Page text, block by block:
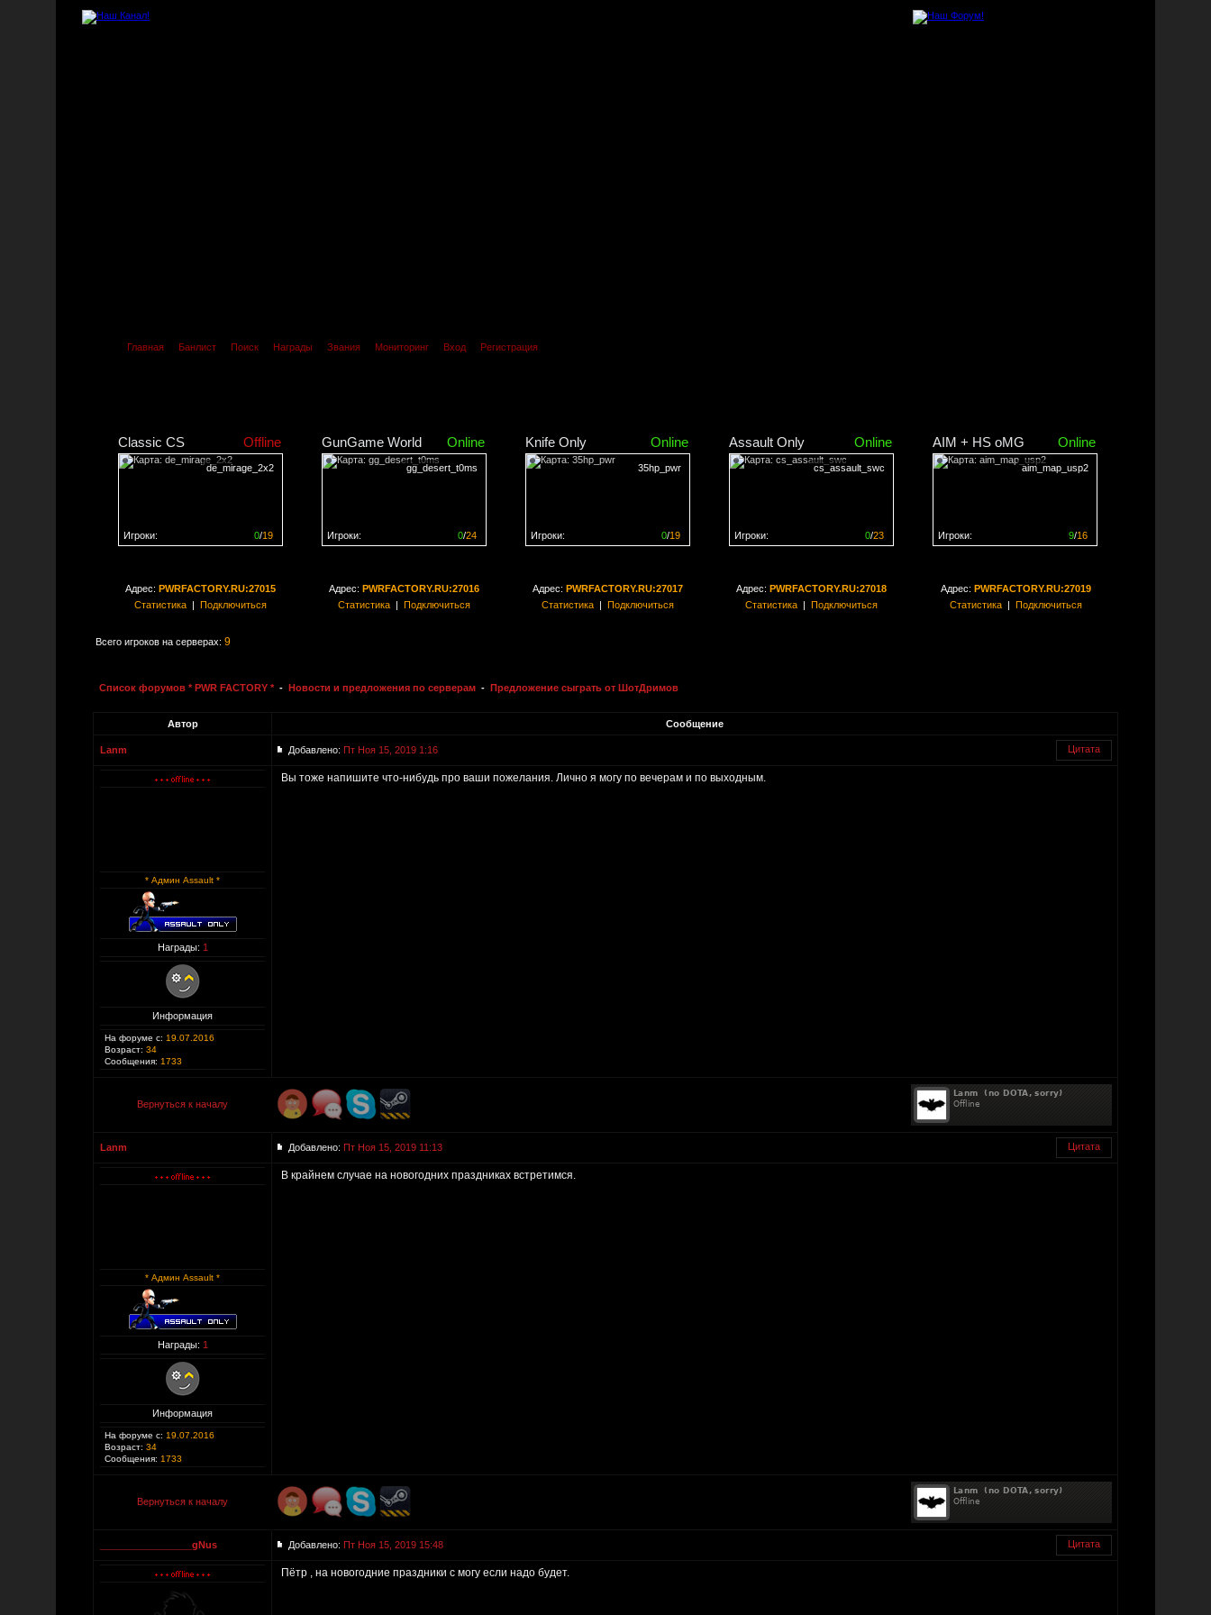
Главная Банлист Поиск Награды Звания Мониторинг Вход Регистрация
Classic CS Offline
de_mirage_2x2
0/19
Игроки:
GunGame World Online
gg_desert_t0ms
0/24
Игроки:
Knife Only Online
35hp_pwr
0/19
Игроки:
Assault Only Online
cs_assault_swc
0/23
Игроки:
AIM + HS oMG Online
aim_map_usp2
9/16
Игроки:
Адрес: PWRFACTORY.RU:27015
Статистика| Подключиться
Адрес: PWRFACTORY.RU:27016
Статистика| Подключиться
Адрес: PWRFACTORY.RU:27017
Статистика| Подключиться
Адрес: PWRFACTORY.RU:27018
Статистика| Подключиться
Адрес: PWRFACTORY.RU:27019
Статистика| Подключиться
Всего игроков на серверах: 9
Список форумов * PWR FACTORY * - Новости и предложения по серверам - Предложение сыграть от ШотДримов
Автор Сообщение
Lanm Добавлено: Пт Ноя 15, 2019 1:16 Цитата
* Админ Assault *
Награды: 1
Информация
На форуме с: 19.07.2016
Возраст: 34
Сообщения: 1733
Вы тоже напишите что-нибудь про ваши пожелания. Лично я могу по вечерам и по выходным.
Вернуться к началу
Lanm Добавлено: Пт Ноя 15, 2019 11:13 Цитата
* Админ Assault *
Награды: 1
Информация
На форуме с: 19.07.2016
Возраст: 34
Сообщения: 1733
В крайнем случае на новогодних праздниках встретимся.
Вернуться к началу
_________________gNus Добавлено: Пт Ноя 15, 2019 15:48 Цитата
Пётр , на новогодние праздники с могу если надо будет.